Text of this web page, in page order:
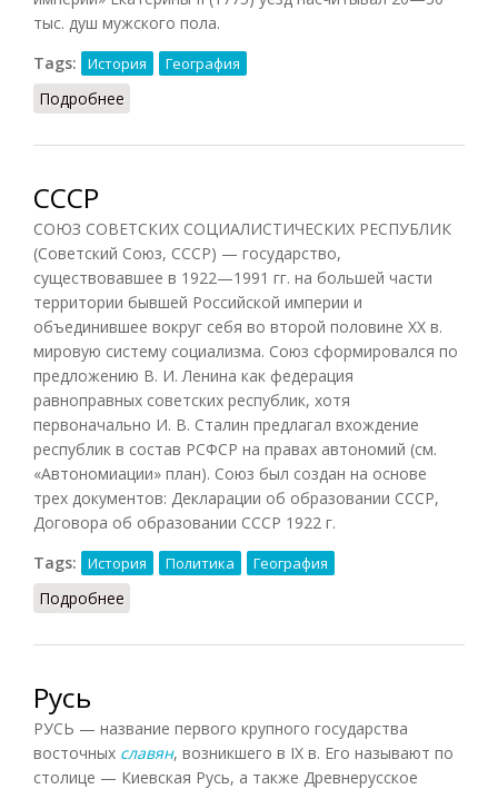
тыс. душ мужского пола.
Tags:
История География
Подробнее
СССР
СОЮЗ СОВЕТСКИХ СОЦИАЛИСТИЧЕСКИХ РЕСПУБЛИК
(Советский Союз, СССР) — государство,
существовавшее в 1922—1991 гг. на большей части
территории бывшей Российской империи и
объединившее вокруг себя во второй половине XX в.
мировую систему социализма. Союз сформировался по
предложению В. И. Ленина как федерация
равноправных советских республик, хотя
первоначально И. В. Сталин предлагал вхождение
республик в состав РСФСР на правах автономий (см.
«Автономиации» план). Союз был создан на основе
трех документов: Декларации об образовании СССР,
Договора об образовании СССР 1922 г.
Tags:
История Политика География
Подробнее
Русь
РУСЬ — название первого крупного государства
восточных славян, возникшего в IX в. Его называют по
столице — Киевская Русь, а также Древнерусское